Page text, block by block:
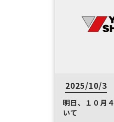
2025/10/3
明日、１０月
いて